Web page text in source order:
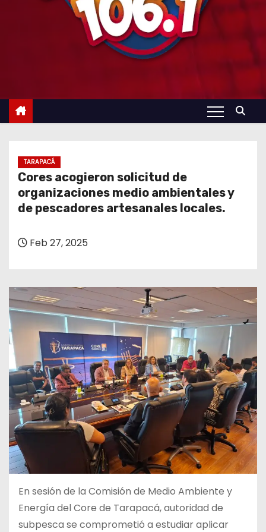
TARAPACÁ
Cores acogieron solicitud de
organizaciones medio ambientales y
de pescadores artesanales locales.
Feb 27, 2025
En sesión de la Comisión de Medio Ambiente y
Energía del Core de Tarapacá, autoridad de
subpesca se comprometió a estudiar aplicar